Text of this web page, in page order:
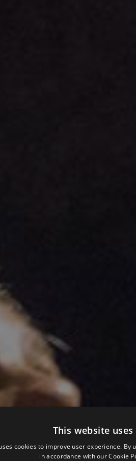
This website uses
cookies to improve user experience. By
in accordance with our Cookie